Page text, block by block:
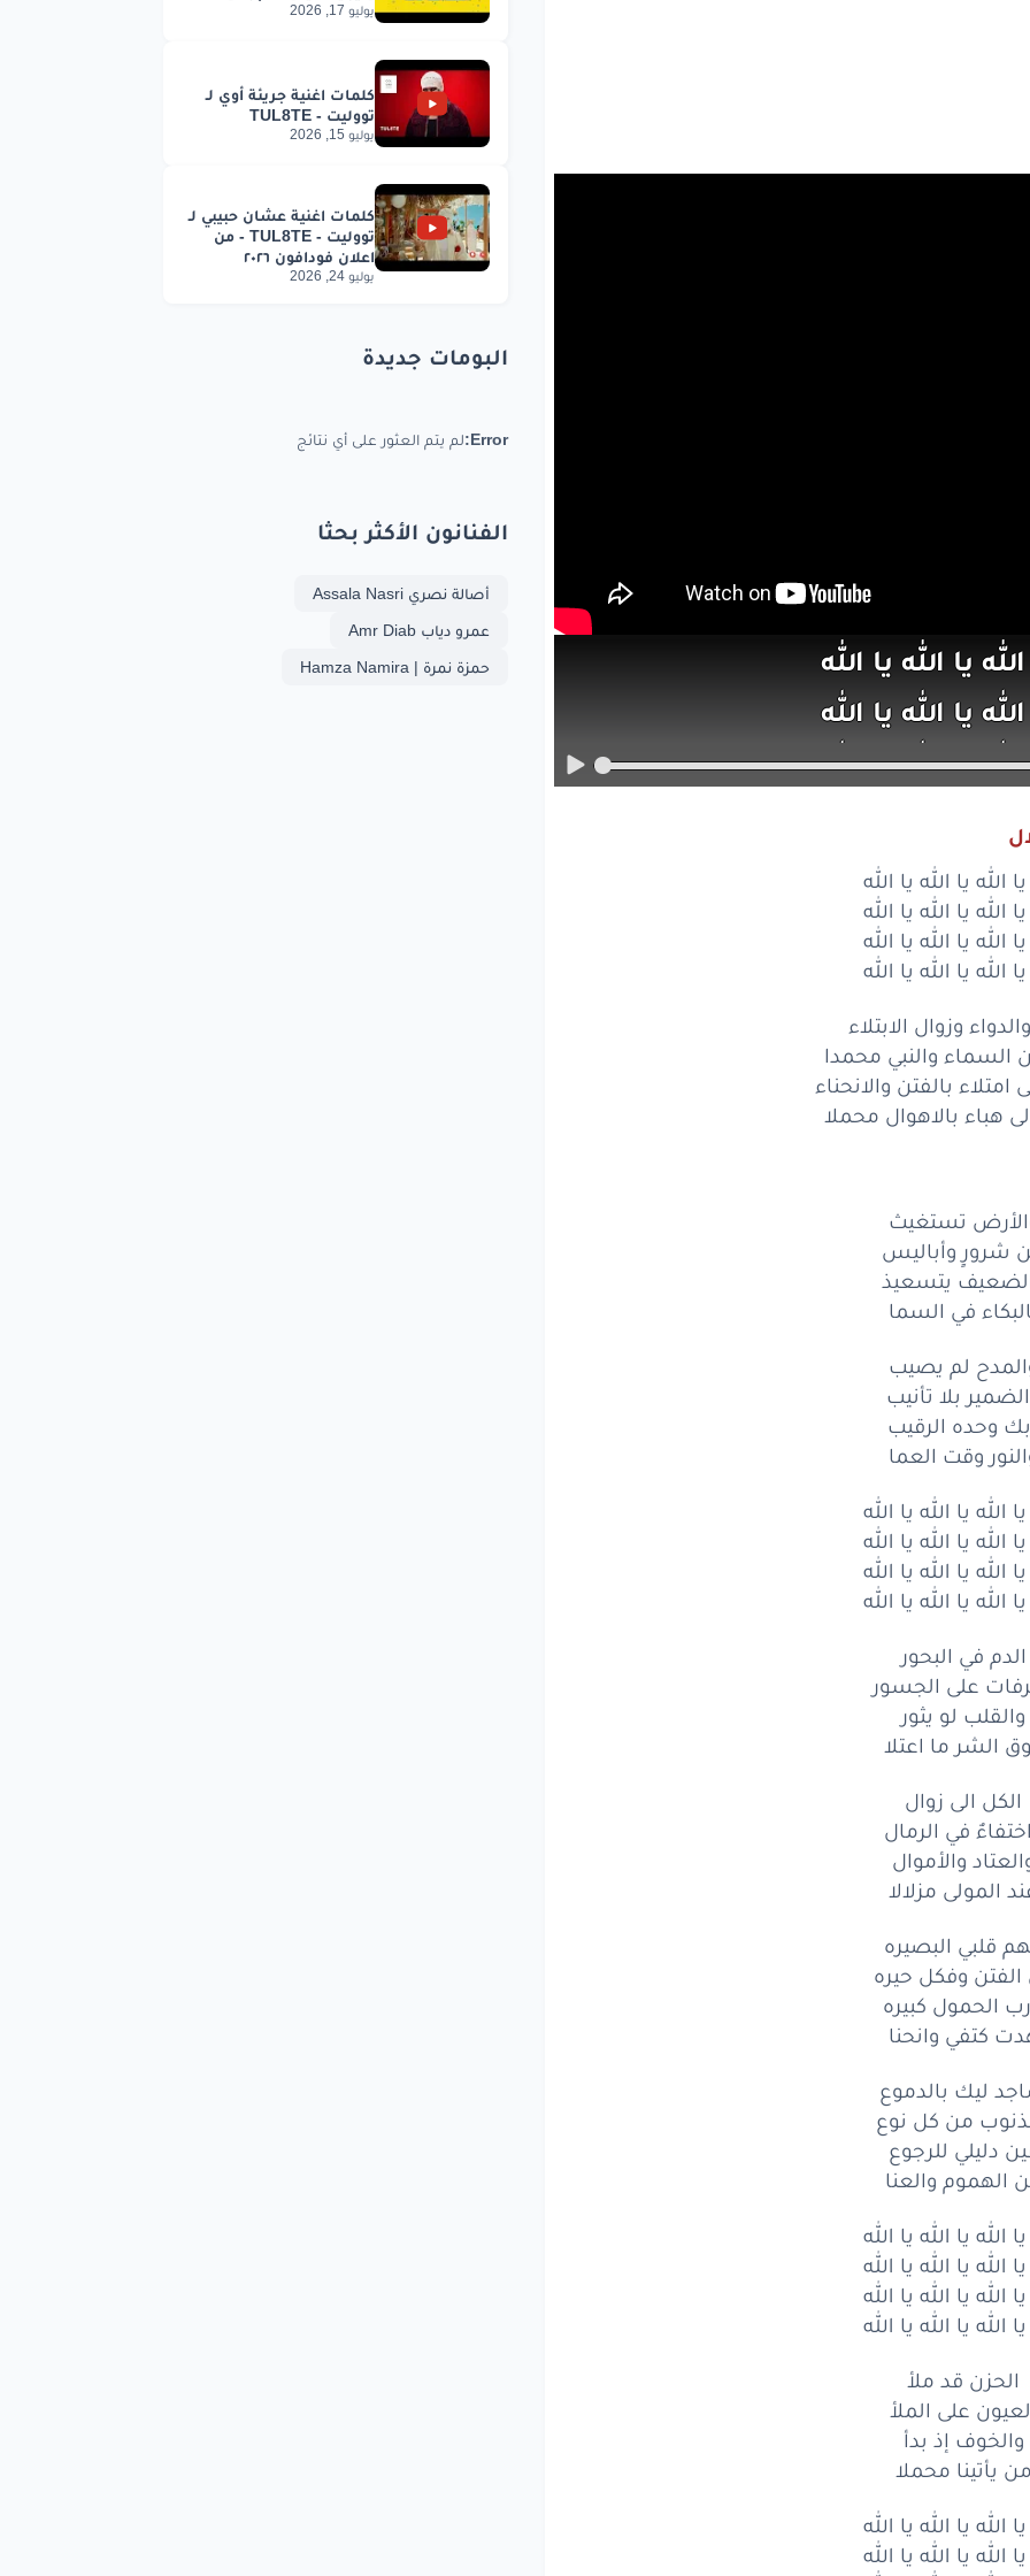
الله يا الله يا الله
الله يا الله يا الله
اللهيااللهياالله
وزوال الابتلاء
والنبي
بالفتن
هباءبالاهوال
تستغيث
وأباليس
فيالسما
لميصيب
بلاتأنيب
وحدهالرقيب
وقتالعما
اللهيااللهيا
الله ياالله ياالله
الله ياالله ياالله
الله يا الله
في البحور
علىالجسور
الشر ما اعتلا
الىزوال
والأموال
المولىمزلالا
قلبي
البصيره
وفكلحيره
الحمولكبيره
كتفيوانحنا
ليكبالدموع
من كلنوع
دليلي للرجوع
والعنا
اللهياالله
الله ياالله ياالله
الله يا الله يا الله
الله يا الله يا الله
الله يا الله يا الله
الله يا الله يا الله
وزوال الابتلاء
السماء والنبي محمدا
بالفتن والانحناء
هباء بالاهوال محملا
تستغيث
شرورٍ وأباليس
يتسعيذ
في السما
لم يصيب
بلا تأنيب
وحده الرقيب
وقت العما
الله يا الله يا الله
الله يا الله يا الله
الله يا الله يا الله
الله يا الله يا الله
الدم في البحور
على الجسور
والقلب لو يثور
الشر ما اعتلا
الكل الى زوال
في الرمال
والأموال
المولى مزلالا
قلبي البصيره
الفتن وفكل حيره
الحمول كبيره
كتفي وانحنا
ليك بالدموع
من كل نوع
دليلي للرجوع
الهموم والعنا
الله يا الله يا الله
الله يا الله يا الله
الله يا الله يا الله
الله يا الله يا الله
الحزن قد ملأ
على الملأ
والخوف إذ بدأ
من يأتينا محملا
الله يا الله يا الله
الله يا الله يا الله
يوليو 17, 2026
يوليو 15, 2026
يوليو 24, 2026
البومات جديدة
Error: لم يتم العثور على أي نتائج
الفنانون الأكثر بحثا
أصالة نصري Assala Nasri
عمرو دياب Amr Diab
حمزة نمرة | Hamza Namira